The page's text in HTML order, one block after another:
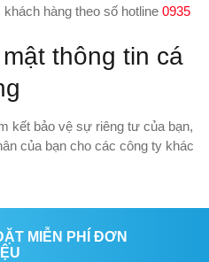
hàng theo số hotline 0935
thông tin cá
kết bảo vệ sự riêng tư của bạn,
của bạn cho các công ty khác
MIỄN PHÍ ĐƠN